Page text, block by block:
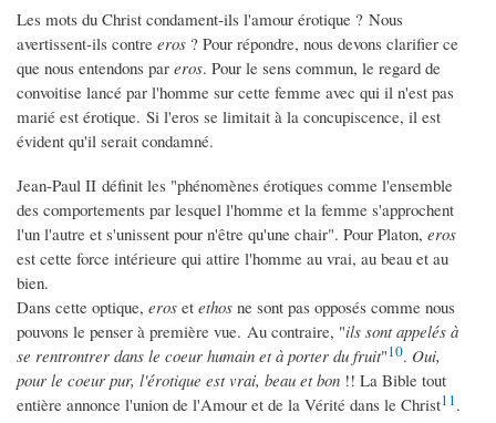
Les mots du Christ condament-ils l'amour érotique ? Nous
avertissent-ils contre eros ? Pour répondre, nous devons clarifier ce
que nous entendons par eros. Pour le sens commun, le regard de
convoitise lancé par l'homme sur cette femme avec qui il n'est pas
marié est érotique. Si l'eros se limitait à la concupiscence, il est
évident qu'il serait condamné.
Jean-Paul II définit les "phénomènes érotiques comme l'ensemble
des comportements par lesquel l'homme et la femme s'approchent
l'un l'autre et s'unissent pour n'être qu'une chair". Pour Platon, eros
est cette force intérieure qui attire l'homme au vrai, au beau et au
bien.
Dans cette optique, eros et ethos ne sont pas opposés comme nous
pouvons le penser à première vue. Au contraire, "ils sont appelés à
se rentrontrer dans le coeur humain et à porter du fruit"10. Oui,
pour le coeur pur, l'érotique est vrai, beau et bon !! La Bible tout
entière annonce l'union de l'Amour et de la Vérité dans le Christ11.